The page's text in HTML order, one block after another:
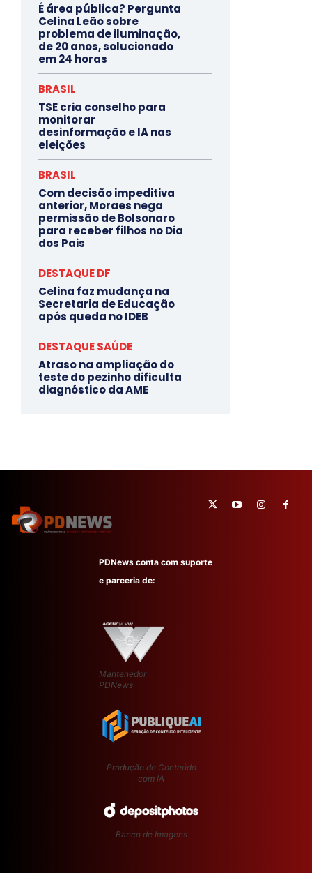
É área pública? Pergunta
Celina Leão sobre
problema de iluminação,
de 20 anos, solucionado
em 24 horas
BRASIL
TSE cria conselho para
monitorar
desinformação e IA nas
eleições
BRASIL
Com decisão impeditiva
anterior, Moraes nega
permissão de Bolsonaro
para receber filhos no Dia
dos Pais
DESTAQUE DF
Celina faz mudança na
Secretaria de Educação
após queda no IDEB
DESTAQUE SAÚDE
Atraso na ampliação do
teste do pezinho dificulta
diagnóstico da AME
PDNews conta com suporte
e parceria de:
Mantenedor
PDNews
Produção de Conteúdo
com IA
Banco de Imagens